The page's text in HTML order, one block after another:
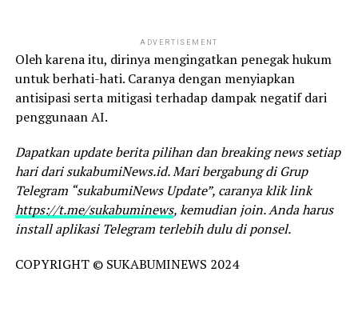
ADVERTISEMENT
Oleh karena itu, dirinya mengingatkan penegak hukum
untuk berhati-hati. Caranya dengan menyiapkan
antisipasi serta mitigasi terhadap dampak negatif dari
penggunaan AI.
Dapatkan update berita pilihan dan breaking news setiap
hari dari sukabumiNews.id. Mari bergabung di Grup
Telegram “sukabumiNews Update”, caranya klik link
https://t.me/sukabuminews, kemudian join. Anda harus
install aplikasi Telegram terlebih dulu di ponsel.
COPYRIGHT © SUKABUMINEWS 2024